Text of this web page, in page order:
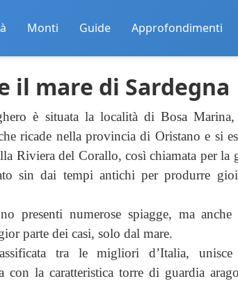
Monti Guide Approfondimenti
il mare di Sardegna
è situata la località di Bosa Marina,
ricade nella provincia di Oristano e si
Riviera del Corallo, così chiamata per la
sin dai tempi antichi per produrre
presenti numerose spiagge, ma anche
parte dei casi, solo dal mare.
tra le migliori d’Italia,
con la caratteristica torre di guardia